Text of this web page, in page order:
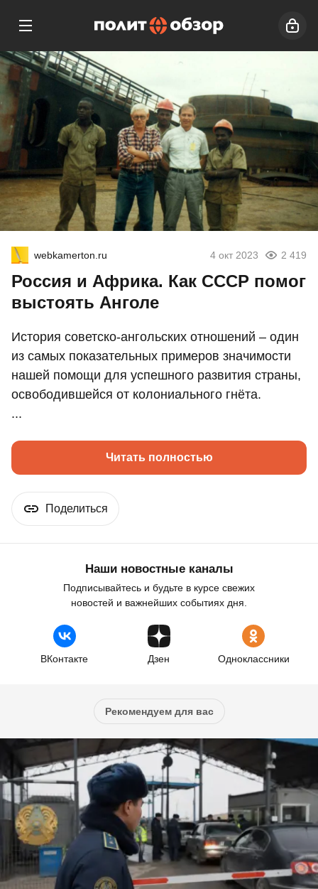
webkamerton.ru 4 окт 2023 2 419
Россия и Африка. Как СССР помог
выстоять Анголе
История советско-ангольских отношений – один
из самых показательных примеров значимости
нашей помощи для успешного развития страны,
освободившейся от колониального гнёта.
...
Читать полностью
Поделиться
Наши новостные каналы
Подписывайтесь и будьте в курсе свежих
новостей и важнейших событиях дня.
ВКонтакте Дзен Одноклассники
Рекомендуем для вас